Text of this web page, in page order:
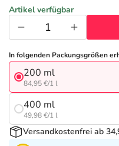
Tierapotheke
Vitamine &
Marken
Salus Deals
Artikel verfügbar
In folgenden Packungsgrößen
200 ml
84,95 €/1 l
400 ml
49,98 €/1 l
Versandkostenfrei ab